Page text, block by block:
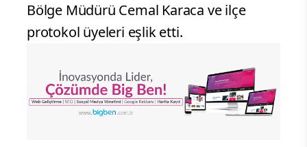
Bölge Müdürü Cemal Karaca ve ilçe
protokol üyeleri eşlik etti.